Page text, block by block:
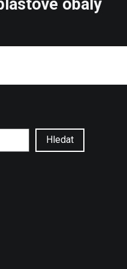
obaly
Hledat